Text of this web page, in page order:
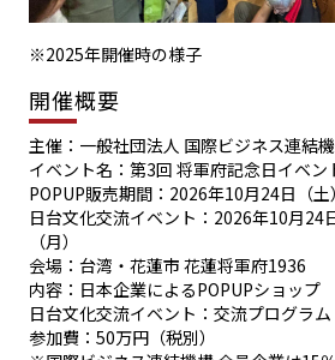
※2025年開催時の様子
開催概要
主催：一般社団法人 国際ビジネス連結
イベント名：第3回 将軍府記念日イベン
POPUP販売期間：2026年10月24日（土
日台文化交流イベント：2026年10月24
（月）
会場：台湾・花蓮市 花蓮将軍府1936
内容：日本企業によるPOPUPショップ
日台文化交流イベント：交流プログラム
参加費：50万円（税別）